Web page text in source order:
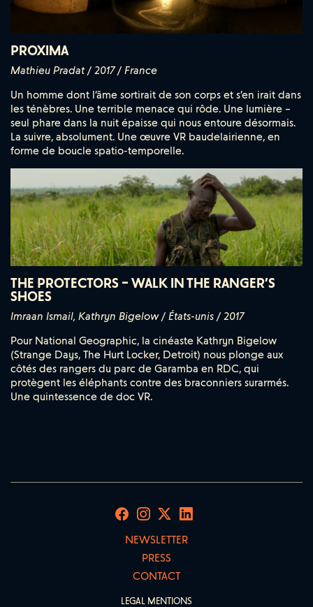
PROXIMA
Mathieu Pradat / 2017 / France
Un homme dont l’âme sortirait de son corps et s’en irait dans
les ténèbres. Une terrible menace qui rôde. Une lumière –
seul phare dans la nuit épaisse qui nous entoure désormais.
La suivre, absolument. Une œuvre VR baudelairienne, en
forme de boucle spatio-temporelle.
THE PROTECTORS – WALK IN THE RANGER’S
SHOES
Imraan Ismail, Kathryn Bigelow / États-unis / 2017
Pour National Geographic, la cinéaste Kathryn Bigelow
(Strange Days, The Hurt Locker, Detroit) nous plonge aux
côtés des rangers du parc de Garamba en RDC, qui
protègent les éléphants contre des braconniers surarmés.
Une quintessence de doc VR.
NEWSLETTER
PRESS
CONTACT
LEGAL MENTIONS